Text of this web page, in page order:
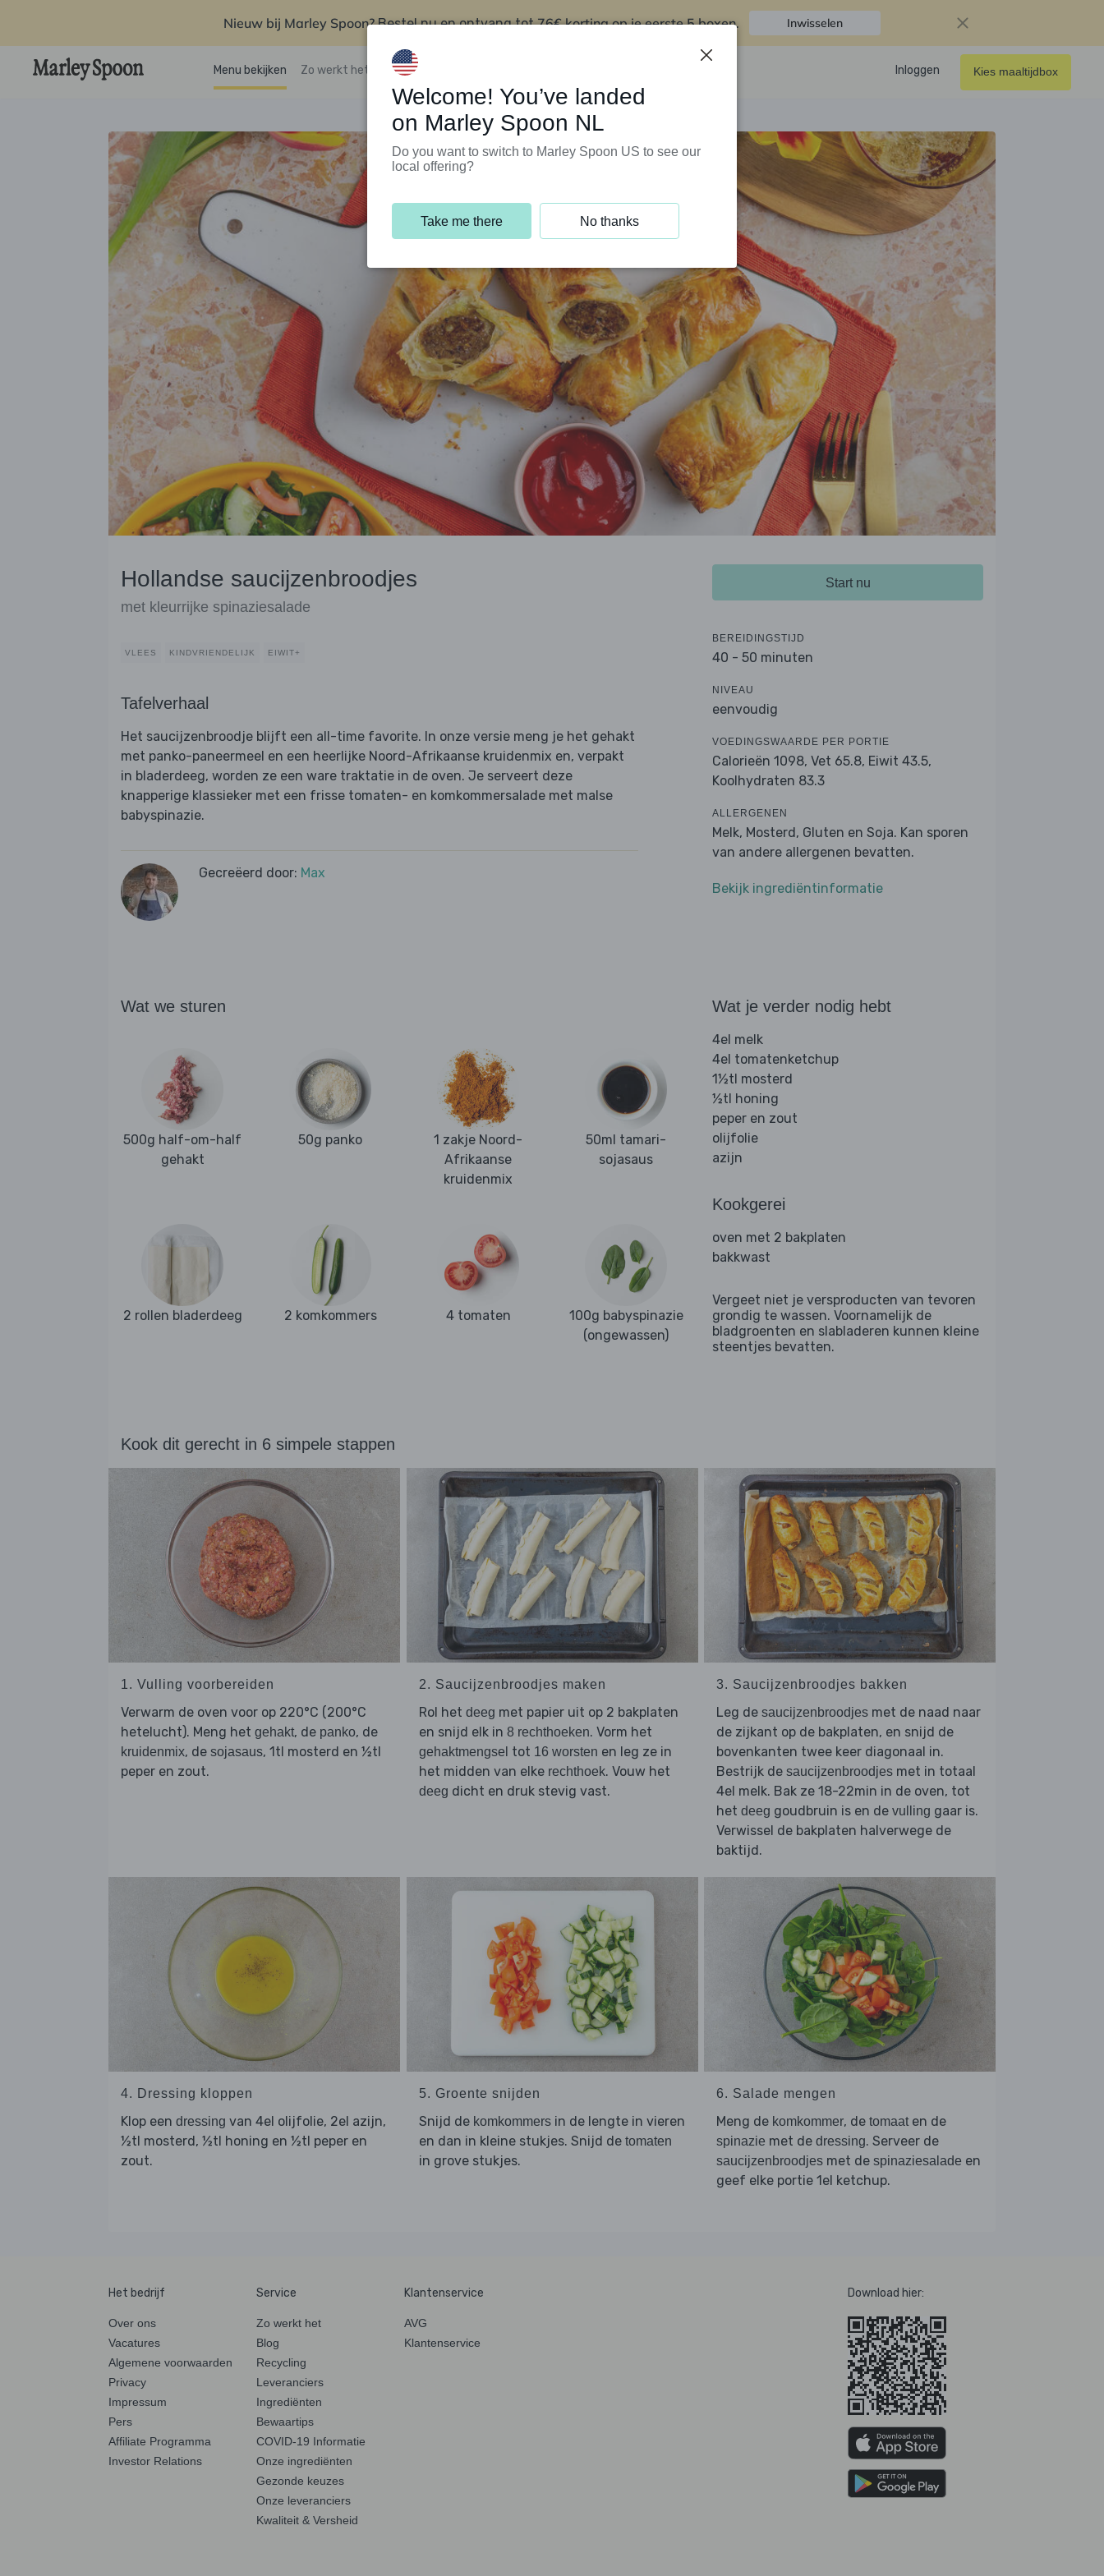
Nieuw bij Marley Spoon?Bestel nu en ontvang tot76€ korting op je eerste 5 boxen. Inwisselen
Menu bekijken Zo werkt het Klantenservice Inloggen Kies maaltijdbox
Hollandse saucijzenbroodjes
met kleurrijke spinaziesalade
VLEES KINDVRIENDELIJK EIWIT+
Tafelverhaal
Het saucijzenbroodje blijft een all-time favorite. In onze versie meng je het gehakt
met panko-paneermeel en een heerlijke Noord-Afrikaanse kruidenmix en, verpakt
in bladerdeeg, worden ze een ware traktatie in de oven. Je serveert deze
knapperige klassieker met een frisse tomaten- en komkommersalade met malse
babyspinazie.
Gecreëerd door: Max
Start nu
BEREIDINGSTIJD
40 - 50 minuten
NIVEAU
eenvoudig
VOEDINGSWAARDE PER PORTIE
Calorieën 1098, Vet 65.8, Eiwit 43.5,
Koolhydraten 83.3
ALLERGENEN
Melk, Mosterd, Gluten en Soja. Kan sporen
van andere allergenen bevatten.
Bekijk ingrediëntinformatie
Wat we sturen
500g half-om-half
gehakt
50g panko
1 zakje Noord-
Afrikaanse
kruidenmix
50ml tamari-
sojasaus
2 rollen bladerdeeg 2 komkommers 4 tomaten
100g babyspinazie
(ongewassen)
Wat je verder nodig hebt
4el melk
4el tomatenketchup
1½tl mosterd
½tl honing
peper en zout
olijfolie
azijn
Kookgerei
oven met 2 bakplaten
bakkwast
Vergeet niet je versproducten van tevoren
grondig te wassen. Voornamelijk de
bladgroenten en slabladeren kunnen kleine
steentjes bevatten.
Kook dit gerecht in 6 simpele stappen
1. Vulling voorbereiden
Verwarm de oven voor op 220°C (200°C
hetelucht). Meng het gehakt, de panko, de
kruidenmix, de sojasaus, 1tl mosterd en ½tl
peper en zout.
2. Saucijzenbroodjes maken
Rol het deeg met papier uit op 2 bakplaten
en snijd elk in 8 rechthoeken. Vorm het
gehaktmengsel tot 16 worsten en leg ze in
het midden van elke rechthoek. Vouw het
deeg dicht en druk stevig vast.
3. Saucijzenbroodjes bakken
Leg de saucijzenbroodjes met de naad naar
de zijkant op de bakplaten, en snijd de
bovenkanten twee keer diagonaal in.
Bestrijk de saucijzenbroodjes met in totaal
4el melk. Bak ze 18-22min in de oven, tot
het deeg goudbruin is en de vulling gaar is.
Verwissel de bakplaten halverwege de
baktijd.
4. Dressing kloppen
Klop een dressing van 4el olijfolie, 2el azijn,
½tl mosterd, ½tl honing en ½tl peper en
zout.
5. Groente snijden
Snijd de komkommersin de lengte in vieren
en dan in kleine stukjes. Snijd de tomaten
in grove stukjes.
6. Salade mengen
Meng de komkommer, de tomaat en de
spinazie met de dressing. Serveer de
saucijzenbroodjes met de spinaziesalade en
geef elke portie 1el ketchup.
Het bedrijf
Over ons
Vacatures
Algemene voorwaarden
Privacy
Impressum
Pers
Affiliate Programma
Investor Relations
Service
Zo werkt het
Blog
Recycling
Leveranciers
Ingrediënten
Bewaartips
COVID-19 Informatie
Onze ingrediënten
Gezonde keuzes
Onze leveranciers
Kwaliteit & Versheid
Klantenservice
AVG
Klantenservice
Download hier:
Welcome! You’ve landed
on Marley Spoon NL
Do you want to switch to Marley Spoon US to see our
local offering?
Take me there No thanks